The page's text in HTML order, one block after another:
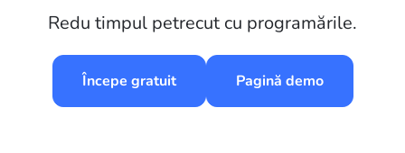
Redu timpul petrecut cu programările.
Începe gratuit Pagină demo